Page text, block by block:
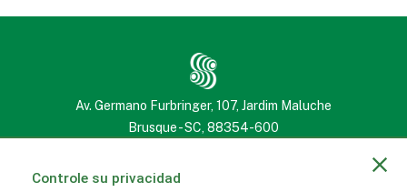
Av. Germano Furbringer, 107, Jardim Maluche
Brusque - SC, 88354-600
Controle su privacidad